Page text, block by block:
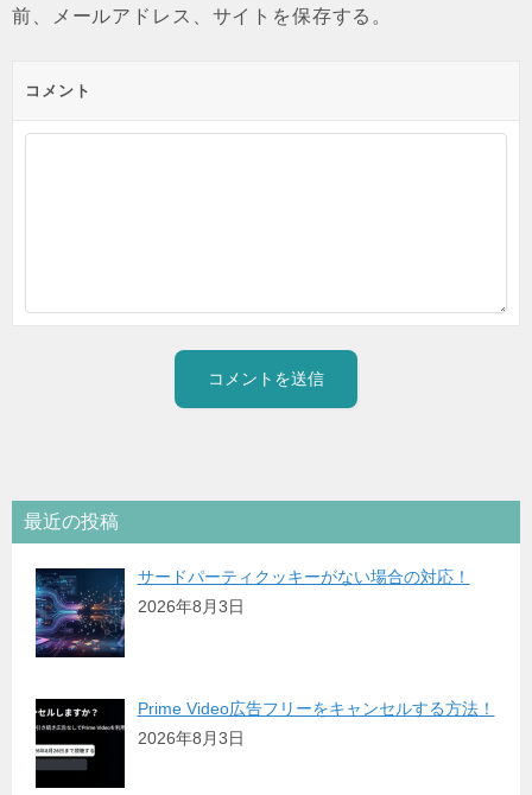
前、メールアドレス、サイトを保存する。
コメント
最近の投稿
サードパーティクッキーがない場合の対応！
2026年8月3日
Prime Video広告フリーをキャンセルする方法！
2026年8月3日